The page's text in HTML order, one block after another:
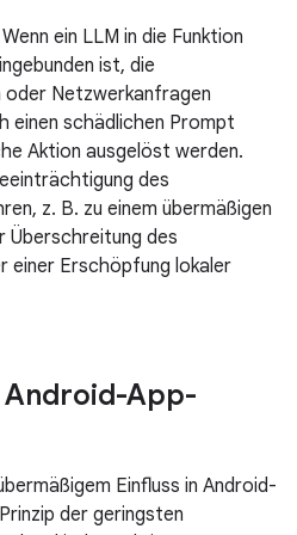
Wenn ein LLM in die Funktion
ist, die
Netzwerkanfragen
einen schädlichen Prompt
Aktion ausgelöst werden.
des
z. B. zu einem übermäßigen
Überschreitung des
einer Erschöpfung lokaler
Android-App-
Einfluss in Android-
der geringsten